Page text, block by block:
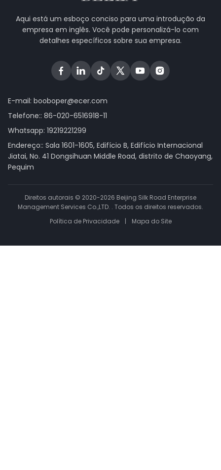
Aqui está um esboço conciso para uma introdução da
empresa em inglês. Você pode personalizá-lo com
detalhes específicos sobre sua empresa.
E-mail: booboper@ecer.com
Telefone:: 86-020-6516918-11
Whatsapp: 19219221299
Endereço:: Sala 1601-1605, Edifício B, Edifício Internacional
Jiatai, No. 41 Dongsihuan Middle Road, distrito de Chaoyang,
Pequim
Direitos autorais © 2020-2026 Beijing Silk Road Enterprise
Management Services Co.,LTD. . Todos os direitos reservados.
Política de Privacidade
| Mapa do Site